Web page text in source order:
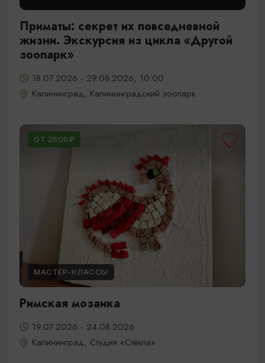
Приматы: секрет их повседневной
жизни. Экскурсия из цикла «Другой
зоопарк»
18.07.2026 - 29.08.2026, 10:00
Калининград, Калининградский зоопарк
ОТ 2600₽
МАСТЕР-КЛАССЫ
Римская мозаика
19.07.2026 - 24.08.2026
Калининград, Студия «Стёкла»